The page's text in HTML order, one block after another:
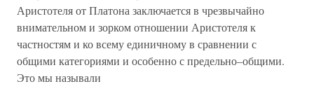
Аристотеля от Платона заключается в чрезвычайно
внимательном и зорком отношении Аристотеля к
частностям и ко всему единичному в сравнении с
общими категориями и особенно с предельно–общими.
Это мы называли